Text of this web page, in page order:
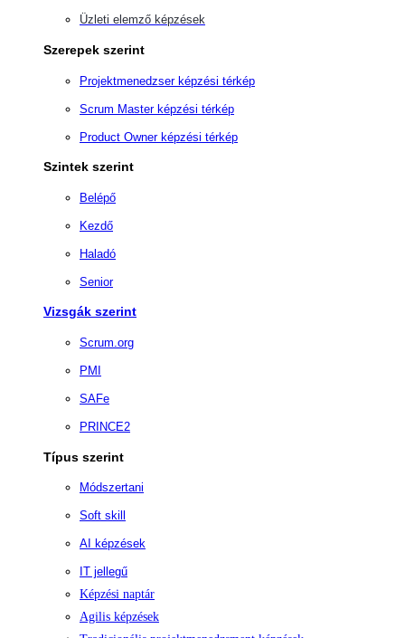
Üzleti elemző képzések
Szerepek szerint
Projektmenedzser képzési térkép
Scrum Master képzési térkép
Product Owner képzési térkép
Szintek szerint
Belépő
Kezdő
Haladó
Senior
Vizsgák szerint
Scrum.org
PMI
SAFe
PRINCE2
Típus szerint
Módszertani
Soft skill
AI képzések
IT jellegű
Képzési naptár
Agilis képzések